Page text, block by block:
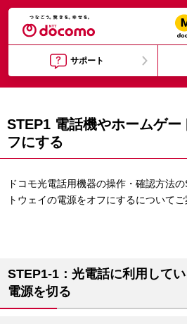
サポート
STEP1 電話機やホームゲー
フにする
ドコモ光電話用機器の操作・確認方法
トウェイの電源をオフにするについてご
STEP1-1：光電話に利用して
電源を切る